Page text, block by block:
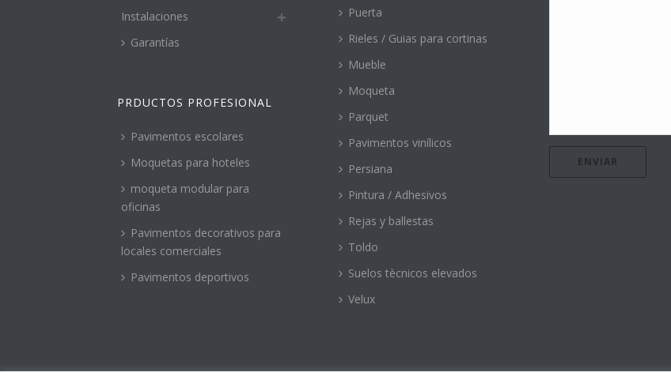
Instalaciones
Garantías
PRDUCTOS PROFESIONAL
Pavimentos escolares
Moquetas para hoteles
moqueta modular para
oficinas
Pavimentos decorativos para
locales comerciales
Pavimentos deportivos
Puerta
Rieles / Guias para cortinas
Mueble
Moqueta
Parquet
Pavimentos vinílicos
Persiana
Pintura / Adhesivos
Rejas y ballestas
Toldo
Suelos tècnicos elevados
Velux